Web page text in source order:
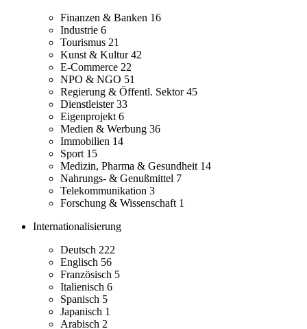
Finanzen & Banken 16
Industrie 6
Tourismus 21
Kunst & Kultur42
E-Commerce 22
NPO & NGO 51
Regierung & Öffentl. Sektor45
Dienstleister33
Eigenprojekt 6
Medien & Werbung 36
Immobilien 14
Sport 15
Medizin, Pharma & Gesundheit 14
Nahrungs- & Genußmittel 7
Telekommunikation 3
Forschung & Wissenschaft 1
Internationalisierung
Deutsch 222
Englisch 56
Französisch 5
Italienisch 6
Spanisch 5
Japanisch 1
Arabisch 2